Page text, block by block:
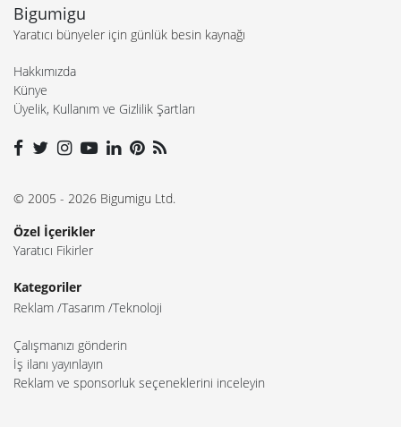
Bigumigu
Yaratıcı bünyeler için günlük besin kaynağı
Hakkımızda
Künye
Üyelik, Kullanım ve Gizlilik Şartları
© 2005 - 2026 Bigumigu Ltd.
Özel İçerikler
Yaratıcı Fikirler
Kategoriler
Reklam Tasarım Teknoloji
Çalışmanızı gönderin
İş ilanı yayınlayın
Reklam ve sponsorluk seçeneklerini inceleyin